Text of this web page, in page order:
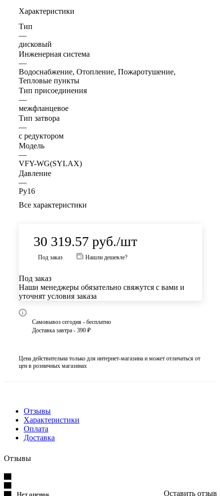
Характеристики
Тип
—
дисковый
Инженерная система
—
Водоснабжение, Отопление, Пожаротушение,
Тепловые пункты
Тип присоединения
—
межфланцевое
Тип затвора
—
с редуктором
Модель
—
VFY-WG(SYLAX)
Давление
—
Ру16
Все характеристики
30 319.57 руб./шт
Под заказ Нашли дешевле?
Под заказ
Наши менеджеры обязательно свяжутся с вами и
уточнят условия заказа
Самовывоз сегодня - бесплатно
Доставка завтра - 390 ₽
Цена действительна только для интернет-магазина и может отличаться от
цен в розничных магазинах
Отзывы
Характеристики
Оплата
Доставка
Отзывы
Нет оценок Оставить отзыв